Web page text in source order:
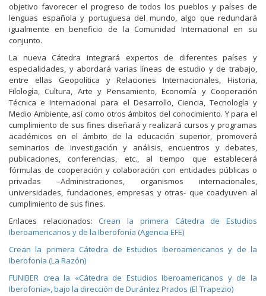
objetivo favorecer el progreso de todos los pueblos y países de
lenguas española y portuguesa del mundo, algo que redundará
igualmente en beneficio de la Comunidad Internacional en su
conjunto.
La nueva Cátedra integrará expertos de diferentes países y
especialidades, y abordará varias líneas de estudio y de trabajo,
entre ellas Geopolítica y Relaciones Internacionales, Historia,
Filología, Cultura, Arte y Pensamiento, Economía y Cooperación
Técnica e Internacional para el Desarrollo, Ciencia, Tecnología y
Medio Ambiente, así como otros ámbitos del conocimiento. Y para el
cumplimiento de sus fines diseñará y realizará cursos y programas
académicos en el ámbito de la educación superior, promoverá
seminarios de investigación y análisis, encuentros y debates,
publicaciones, conferencias, etc., al tiempo que establecerá
fórmulas de cooperación y colaboración con entidades públicas o
privadas –Administraciones, organismos internacionales,
universidades, fundaciones, empresas y otras- que coadyuven al
cumplimiento de sus fines.
Enlaces relacionados:Crean la primera Cátedra de Estudios
Iberoamericanos y de la Iberofonía (Agencia EFE)
Crean la primera Cátedra de Estudios Iberoamericanos y de la
Iberofonía (La Razón)
FUNIBER crea la «Cátedra de Estudios Iberoamericanos y de la
Iberofonía», bajo la dirección de Durántez Prados (El Trapezio)